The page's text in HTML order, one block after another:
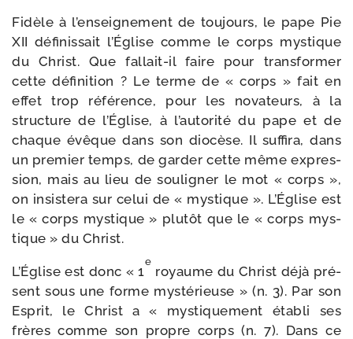
Fidèle à l’enseignement de tou­jours, le pape Pie
XII défi­nis­sait l’Église comme le corps mys­tique
du Christ. Que fallait-​il faire pour trans­for­mer
cette défi­ni­tion ? Le terme de « corps » fait en
effet trop réfé­rence, pour les nova­teurs, à la
struc­ture de l’Église, à l’autorité du pape et de
chaque évêque dans son dio­cèse. Il suf­fi­ra, dans
un pre­mier temps, de gar­der cette même expres­
sion, mais au lieu de sou­li­gner le mot « corps »,
on insis­te­ra sur celui de « mys­tique ». L’Église est
le « corps mys­tique » plu­tôt que le « corps mys­
tique » du Christ.
L’Église est donc « 1
e
royaume du Christ déjà pré­
sent sous une forme mys­té­rieuse » (n. 3). Par son
Esprit, le Christ a « mys­ti­que­ment éta­bli ses
frères comme son propre corps (n. 7). Dans ce